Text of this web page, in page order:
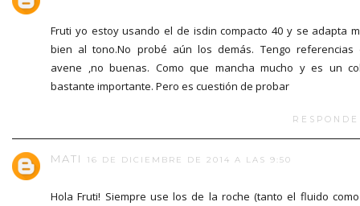
Fruti yo estoy usando el de isdin compacto 40 y se adapta
bien al tono.No probé aún los demás. Tengo referencias
avene ,no buenas. Como que mancha mucho y es un
bastante importante. Pero es cuestión de probar
MATI 16 DE DICIEMBRE DE 2014 A LAS 9:50
Hola Fruti! Siempre use los de la roche (tanto el fluido